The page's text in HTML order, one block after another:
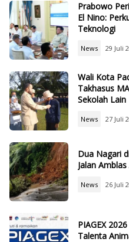
Prabowo
El Nino:
Teknologi
News 29 Juli
Wali Kota
Takhasus
Sekolah Lain
News 27 Juli
Dua Nagari
Jalan
News 26 Juli
PIAGEX
Talenta